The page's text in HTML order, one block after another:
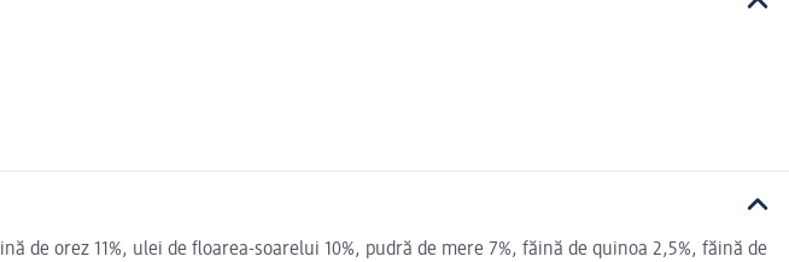
de orez 11%, ulei de floarea-soarelui 10%, pudră de mere 7%, făină de quinoa 2,5%, făină de